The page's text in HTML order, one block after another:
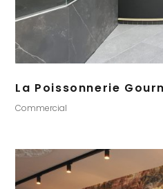
La Poissonnerie
Commercial